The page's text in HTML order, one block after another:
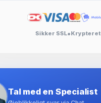
Sikker SSL●Krypteret
Tal med en Specialist